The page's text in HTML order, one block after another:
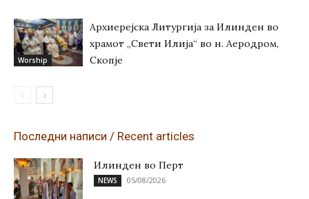
Worship
Архиерејска Литургија за Илинден во
храмот „Свети Илија“ во н. Аеродром,
Скопје
Последни написи / Recent articles
Илинден во Перт
NEWS 05/08/2026